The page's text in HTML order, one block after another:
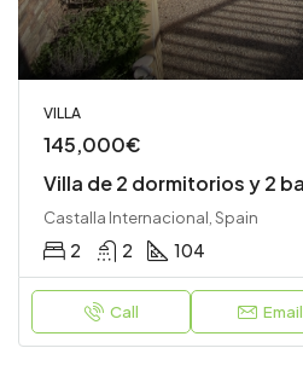
VILLA
145,000€
Castalla Internacional, Spain
2 2 104
Call Email